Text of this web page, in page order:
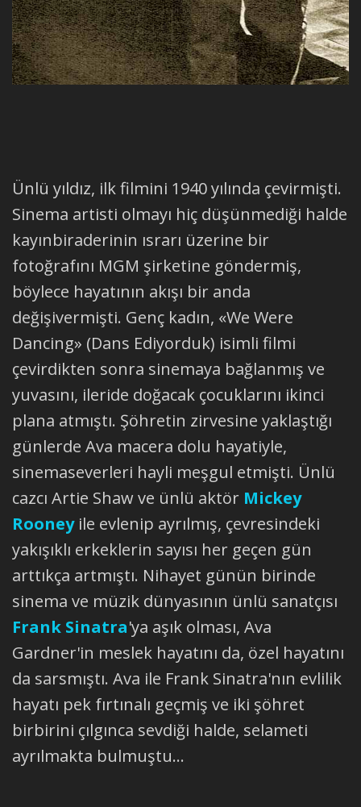
Ünlü yıldız, ilk filmini 1940 yılında çevirmişti.
Sinema artisti olmayı hiç düşünmediği halde
kayınbiraderinin ısrarı üzerine bir
fotoğrafını MGM şirketine göndermiş,
böylece hayatının akışı bir anda
değişivermişti. Genç kadın, «We Were
Dancing» (Dans Ediyorduk) isimli filmi
çevirdikten sonra sinemaya bağlanmış ve
yuvasını, ileride doğacak çocuklarını ikinci
plana atmıştı. Şöhretin zirvesine yaklaştığı
günlerde Ava macera dolu hayatiyle,
sinemaseverleri hayli meşgul etmişti. Ünlü
cazcı Artie Shaw ve ünlü aktör Mickey
Rooneyile evlenip ayrılmış, çevresindeki
yakışıklı erkeklerin sayısı her geçen gün
arttıkça artmıştı. Nihayet günün birinde
sinema ve müzik dünyasının ünlü sanatçısı
Frank Sinatra'ya aşık olması, Ava
Gardner'in meslek hayatını da, özel hayatını
da sarsmıştı. Ava ile Frank Sinatra'nın evlilik
hayatı pek fırtınalı geçmiş ve iki şöhret
birbirini çılgınca sevdiği halde, selameti
ayrılmakta bulmuştu...